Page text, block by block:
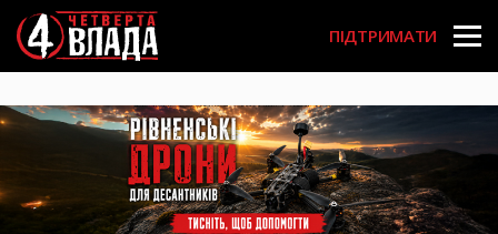
Перейти
до
основного
вмісту
User
account
menu
ПІДТРИМАТИ